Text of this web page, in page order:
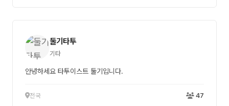
둘기타투
기타
안녕하세요 타투이스트 둘기입니다.
전국 47